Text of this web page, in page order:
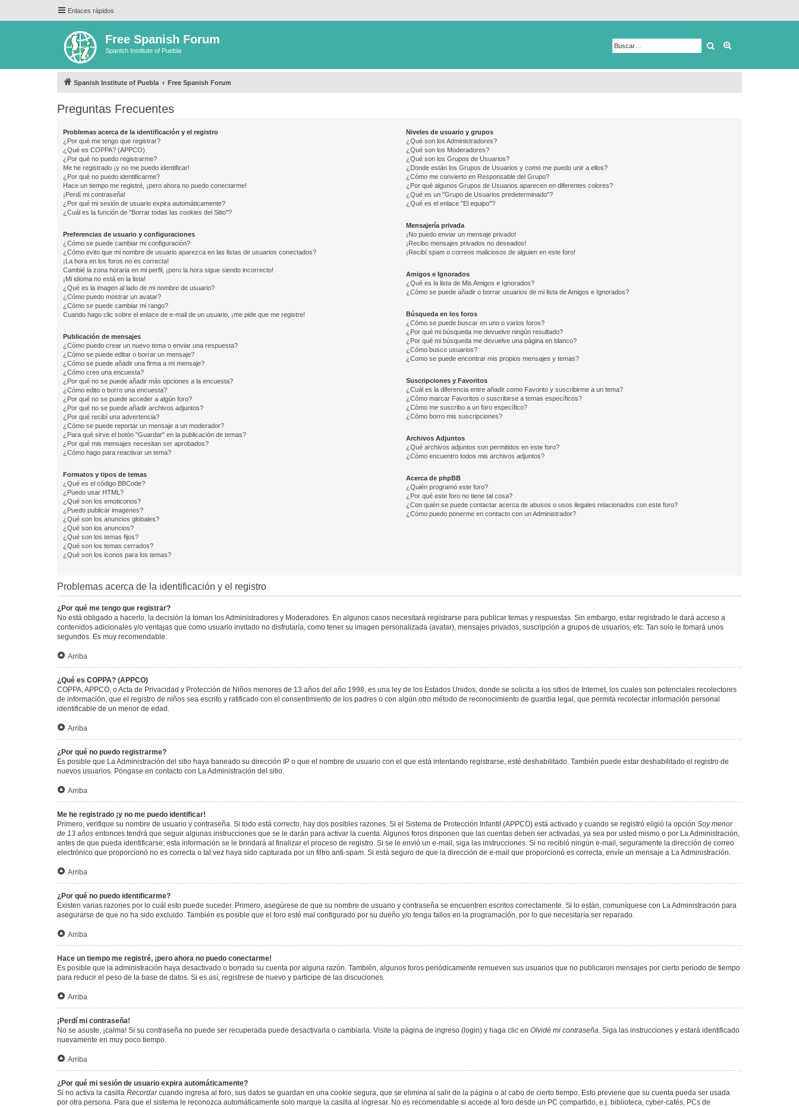
Enlaces rápidos
Free Spanish Forum
Spanish Institute of Puebla Buscar
Spanish Institute of Puebla Free Spanish Forum
Preguntas Frecuentes
Problemas acerca de la identificación y el registro
¿Por qué me tengo que registrar?
¿Qué es COPPA? (APPCO)
¿Por qué no puedo registrarme?
Me he registrado ¡y no me puedo identificar!
¿Por qué no puedo identificarme?
Hace un tiempo me registré, ¡pero ahora no puedo conectarme!
¡Perdí mi contraseña!
¿Por qué mi sesión de usuario expira automáticamente?
¿Cuál es la función de "Borrar todas las cookies del Sitio"?
Preferencias de usuario y configuraciones
¿Cómo se puede cambiar mi configuración?
¿Cómo evito que mi nombre de usuario aparezca en las listas de usuarios conectados?
¡La hora en los foros no es correcta!
Cambié la zona horaria en mi perfil, ¡pero la hora sigue siendo incorrecto!
¡Mi idioma no está en la lista!
¿Qué es la imagen al lado de mi nombre de usuario?
¿Cómo puedo mostrar un avatar?
¿Cómo se puede cambiar mi rango?
Cuando hago clic sobre el enlace de e-mail de un usuario, ¡me pide que me registre!
Publicación de mensajes
¿Cómo puedo crear un nuevo tema o enviar una respuesta?
¿Cómo se puede editar o borrar un mensaje?
¿Cómo se puede añadir una firma a mi mensaje?
¿Cómo creo una encuesta?
¿Por qué no se puede añadir más opciones a la encuesta?
¿Cómo edito o borro una encuesta?
¿Por qué no se puede acceder a algún foro?
¿Por qué no se puede añadir archivos adjuntos?
¿Por qué recibí una advertencia?
¿Cómo se puede reportar un mensaje a un moderador?
¿Para qué sirve el botón "Guardar" en la publicación de temas?
¿Por qué mis mensajes necesitan ser aprobados?
¿Cómo hago para reactivar un tema?
Formatos y tipos de temas
¿Qué es el código BBCode?
¿Puedo usar HTML?
¿Qué son los emoticonos?
¿Puedo publicar imagenes?
¿Qué son los anuncios globales?
¿Qué son los anuncios?
¿Qué son los temas fijos?
¿Qué son los temas cerrados?
¿Qué son los iconos para los temas?
Niveles de usuario y grupos
¿Qué son los Administradores?
¿Qué son los Moderadores?
¿Qué son los Grupos de Usuarios?
¿Donde están los Grupos de Usuarios y como me puedo unir a ellos?
¿Cómo me convierto en Responsable del Grupo?
¿Por qué algunos Grupos de Usuarios aparecen en diferentes colores?
¿Qué es un "Grupo de Usuarios predeterminado"?
¿Qué es el enlace "El equipo"?
Mensajería privada
¡No puedo enviar un mensaje privado!
¡Recibo mensajes privados no deseados!
¡Recibí spam o correos maliciosos de alguien en este foro!
Amigos e Ignorados
¿Qué es la lista de Mis Amigos e Ignorados?
¿Cómo se puede añadir o borrar usuarios de mi lista de Amigos e Ignorados?
Búsqueda en los foros
¿Cómo se puede buscar en uno o varios foros?
¿Por qué mi búsqueda me devuelve ningún resultado?
¿Por qué mi búsqueda me devuelve una página en blanco?
¿Cómo busco usuarios?
¿Como se puede encontrar mis propios mensajes y temas?
Suscripciones y Favoritos
¿Cuál es la diferencia entre añadir como Favorito y suscribirme a un tema?
¿Cómo marcar Favoritos o suscribirse a temas específicos?
¿Cómo me suscribo a un foro específico?
¿Cómo borro mis suscripciones?
Archivos Adjuntos
¿Qué archivos adjuntos son permitidos en este foro?
¿Cómo encuentro todos mis archivos adjuntos?
Acerca de phpBB
¿Quién programó este foro?
¿Por qué este foro no tiene tal cosa?
¿Con quién se puede contactar acerca de abusos o usos ilegales relacionados con este foro?
¿Cómo puedo ponerme en contacto con un Administrador?
Problemas acerca de la identificación y el registro
¿Por qué me tengo que registrar?
No está obligado a hacerlo, la decisión la toman los Administradores y Moderadores. En algunos casos necesitará registrarse para publicar temas y respuestas. Sin embargo, estar registrado le dará acceso a
contenidos adicionales y/o ventajas que como usuario invitado no disfrutaría, como tener su imagen personalizada (avatar), mensajes privados, suscripción a grupos de usuarios, etc. Tan solo le tomará unos
segundos. Es muy recomendable.
Arriba
¿Qué es COPPA? (APPCO)
COPPA, APPCO, o Acta de Privacidad y Protección de Niños menores de 13 años del año 1998, es una ley de los Estados Unidos, donde se solicita a los sitios de Internet, los cuales son potenciales recolectores
de información, que el registro de niños sea escrito y ratificado con el consentimiento de los padres o con algún otro método de reconocimiento de guardia legal, que permita recolectar información personal
identificable de un menor de edad.
Arriba
¿Por qué no puedo registrarme?
Es posible que La Administración del sitio haya baneado su dirección IP o que el nombre de usuario con el que está intentando registrarse, esté deshabilitado. También puede estar deshabilitado el registro de
nuevos usuarios. Póngase en contacto con La Administración del sitio.
Arriba
Me he registrado ¡y no me puedo identificar!
Primero, verifique su nombre de usuario y contraseña. Si todo está correcto, hay dos posibles razones. Si el Sistema de Protección Infantil (APPCO) está activado y cuando se registró eligió la opción Soy menor
de 13 años entonces tendrá que seguir algunas instrucciones que se le darán para activar la cuenta. Algunos foros disponen que las cuentas deben ser activadas, ya sea por usted mismo o por La Administración,
antes de que pueda identificarse; esta información se le brindará al finalizar el proceso de registro. Si se le envió un e-mail, siga las instrucciones. Si no recibió ningún e-mail, seguramente la dirección de correo
electrónico que proporcionó no es correcta o tal vez haya sido capturada por un filtro anti-spam. Si está seguro de que la dirección de e-mail que proporcionó es correcta, envíe un mensaje a La Administración.
Arriba
¿Por qué no puedo identificarme?
Existen varias razones por lo cuál esto puede suceder. Primero, asegúrese de que su nombre de usuario y contraseña se encuentren escritos correctamente. Si lo están, comuníquese con La Administración para
asegurarse de que no ha sido excluido. También es posible que el foro esté mal configurado por su dueño y/o tenga fallos en la programación, por lo que necesitaría ser reparado.
Arriba
Hace un tiempo me registré, ¡pero ahora no puedo conectarme!
Es posible que la administración haya desactivado o borrado su cuenta por alguna razón. También, algunos foros periódicamente remueven sus usuarios que no publicaron mensajes por cierto periodo de tiempo
para reducir el peso de la base de datos. Si es así, registrese de nuevo y participe de las discuciones.
Arriba
¡Perdí mi contraseña!
No se asuste, ¡calma! Si su contraseña no puede ser recuperada puede desactivarla o cambiarla. Visite la página de ingreso (login) y haga clic en Olvidé mi contraseña. Siga las instrucciones y estará identificado
nuevamente en muy poco tiempo.
Arriba
¿Por qué mi sesión de usuario expira automáticamente?
Si no activa la casilla Recordarcuando ingresa al foro, sus datos se guardan en una cookie segura, que se elimina al salir de la página o al cabo de cierto tiempo. Esto previene que su cuenta pueda ser usada
por otra persona. Para que el sistema le reconozca automáticamente solo marque la casilla al ingresar. No es recomendable si accede al foro desde un PC compartido, e.j. biblioteca, cyber-cafés, PCs de